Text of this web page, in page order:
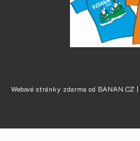
Webové stránky zdarma od BANAN.CZ|